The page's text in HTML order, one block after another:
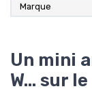
Marque
Un mini
W… sur